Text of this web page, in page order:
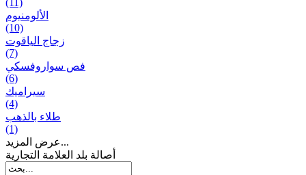
الألومنيوم
(10)
زجاج الياقوت
(7)
فص سواروفسكي
(6)
سيراميك
(4)
طلاء بالذهب
(1)
عرض المزيد...
أصالة بلد العلامة التجارية